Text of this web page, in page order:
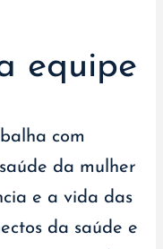
equipe
com
da mulher
e a vida das
da saúde e